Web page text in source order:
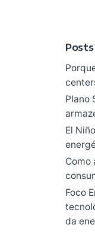
Plano
El
Como
Foco
da